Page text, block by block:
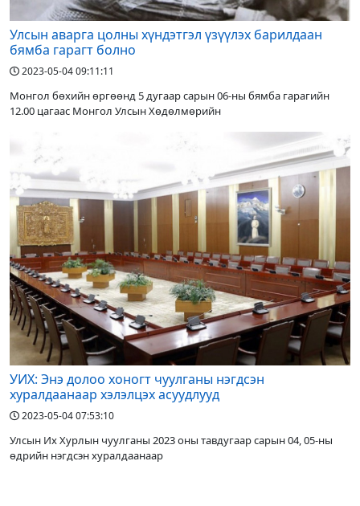
Улсын аварга цолны хүндэтгэл үзүүлэх барилдаан
бямба гарагт болно
2023-05-04 09:11:11
Монгол бөхийн өргөөнд 5 дугаар сарын 06-ны бямба гарагийн
12.00 цагаас Монгол Улсын Хөдөлмөрийн
УИХ: Энэ долоо хоногт чуулганы нэгдсэн
хуралдаанаар хэлэлцэх асуудлууд
2023-05-04 07:53:10
Улсын Их Хурлын чуулганы 2023 оны тавдугаар сарын 04, 05-ны
өдрийн нэгдсэн хуралдаанаар